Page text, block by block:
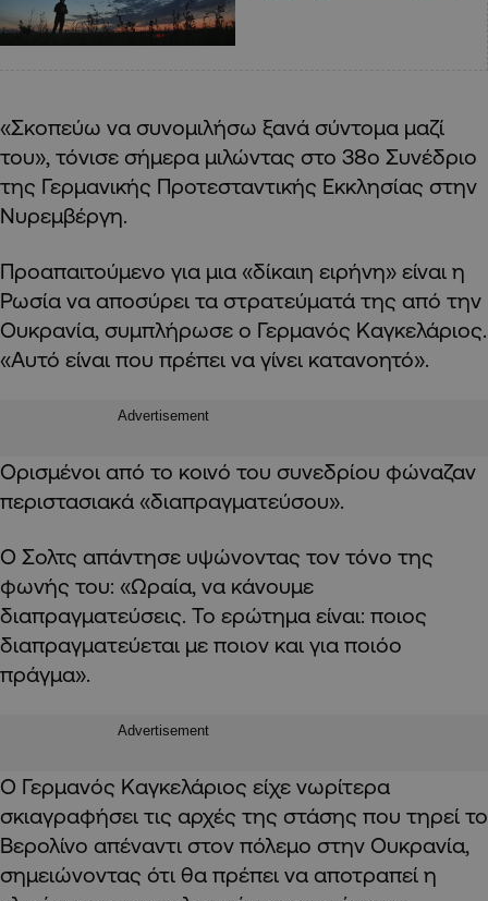
«Σκοπεύω να συνομιλήσω ξανά σύντομα μαζί
του», τόνισε σήμερα μιλώντας στο 38ο Συνέδριο
της Γερμανικής Προτεσταντικής Εκκλησίας στην
Νυρεμβέργη.
Προαπαιτούμενο για μια «δίκαιη ειρήνη» είναι η
Ρωσία να αποσύρει τα στρατεύματά της από την
Ουκρανία, συμπλήρωσε ο Γερμανός Καγκελάριος.
«Αυτό είναι που πρέπει να γίνει κατανοητό».
Advertisement
Ορισμένοι από το κοινό του συνεδρίου φώναζαν
περιστασιακά «διαπραγματεύσου».
Ο Σολτς απάντησε υψώνοντας τον τόνο της
φωνής του: «Ωραία, να κάνουμε
διαπραγματεύσεις. Το ερώτημα είναι: ποιoς
διαπραγματεύεται με ποιoν και για ποιόo
πράγμα».
Advertisement
Ο Γερμανός Καγκελάριος είχε νωρίτερα
σκιαγραφήσει τις αρχές της στάσης που τηρεί το
Βερολίνο απέναντι στον πόλεμο στην Ουκρανία,
σημειώνοντας ότι θα πρέπει να αποτραπεί η